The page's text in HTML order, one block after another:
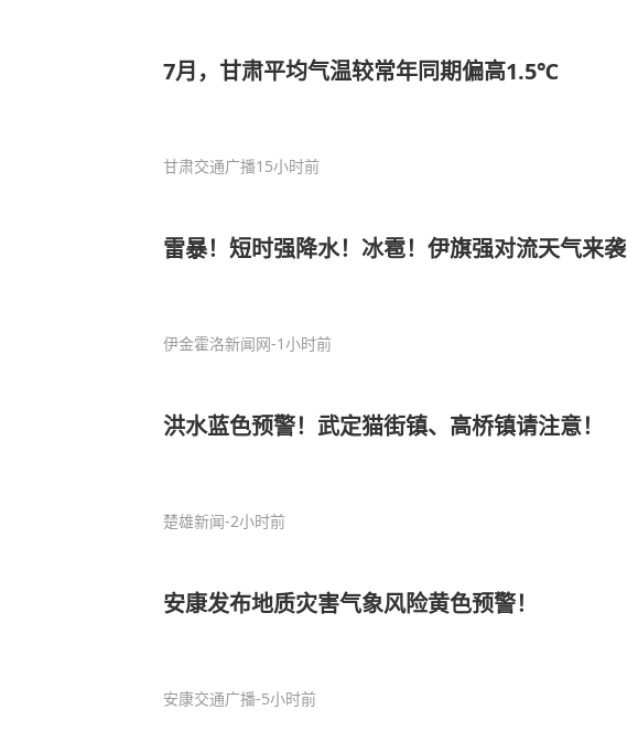
7月，甘肃平均气温较常年同期偏高1.5℃
甘肃交通广播15小时前
雷暴！短时强降水！冰雹！伊旗强对流天气来袭
伊金霍洛新闻网-1小时前
洪水蓝色预警！武定猫街镇、高桥镇请注意！
楚雄新闻-2小时前
安康发布地质灾害气象风险黄色预警！
安康交通广播-5小时前